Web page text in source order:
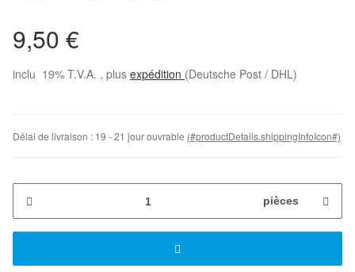
9,50 €
inclu 19% T.V.A. , plus expédition (Deutsche Post / DHL)
Délai de livraison : 19 - 21 jour ouvrable (#productDetails.shippingInfoIcon#)
pièces